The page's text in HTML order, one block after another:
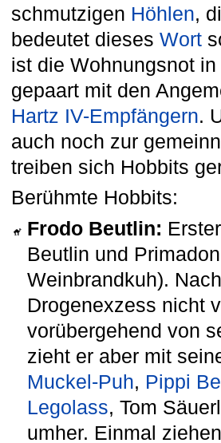
schmutzigen Höhlen,
bedeutet dieses Wort
ist die Wohnungsnot
gepaart mit den
Hartz IV-Empfängern.
auch noch zur
treiben sich Hobbits
Berühmte Hobbits:
Frodo Beutlin:
Beutlin und
Weinbrandkuh).
Drogenexzess nicht
vorübergehend von
zieht er aber mit
Muckel-Puh, Pippi
Legolass, Tom
umher. Einmal